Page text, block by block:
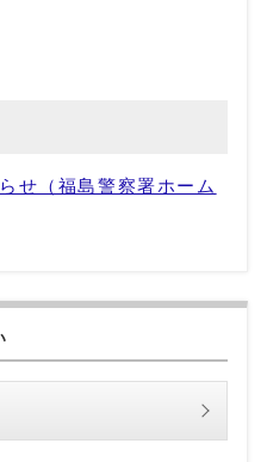
せ（福島警察署ホーム